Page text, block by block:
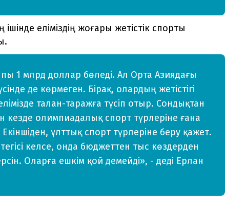
еліміздің жоғары жетістік спорты
1 млрд доллар бөледі. Ал Орта Азиядағы
де көрмеген. Бірақ, олардың жетістігі
талан-таражға түсіп отыр. Сондықтан
олимпиадалық спорт түрлеріне ғана
ұлттық спорт түрлеріне беру қажет.
келсе, онда бюджеттен тыс көздерден
Оларға ешкім қой демейді», - деді Ерлан